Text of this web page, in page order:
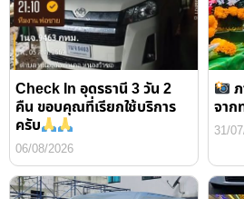
Check In อุดรธานี 3 วัน 2
คืน ขอบคุณที่เรียกใช้บริการ
ครับ
06/08/2026
จาก
31/